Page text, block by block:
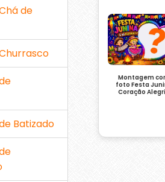
Montagem
foto Festa
Coração
de
Batizado